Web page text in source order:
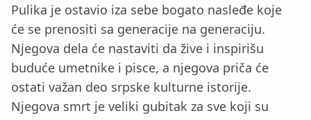
Pulika je ostavio iza sebe bogato nasleđe koje
će se prenositi sa generacije na generaciju.
Njegova dela će nastaviti da žive i inspirišu
buduće umetnike i pisce, a njegova priča će
ostati važan deo srpske kulturne istorije.
Njegova smrt je veliki gubitak za sve koji su